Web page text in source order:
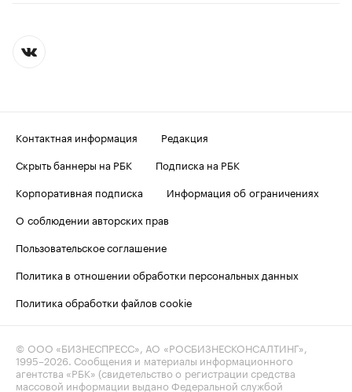
Контактная информация
Редакция
Скрыть баннеры на РБК
Подписка на РБК
Корпоративная подписка
Информация об ограничениях
О соблюдении авторских прав
Пользовательское соглашение
Политика в отношении обработки персональных данных
Политика обработки файлов cookie
© ООО «БИЗНЕСПРЕСС», АО «РОСБИЗНЕСКОНСАЛТИНГ»,
1995–2026 . Сообщения и материалы информационного
агентства «РБК» (свидетельство о регистрации средства
массовой информации выдано Федеральной службой